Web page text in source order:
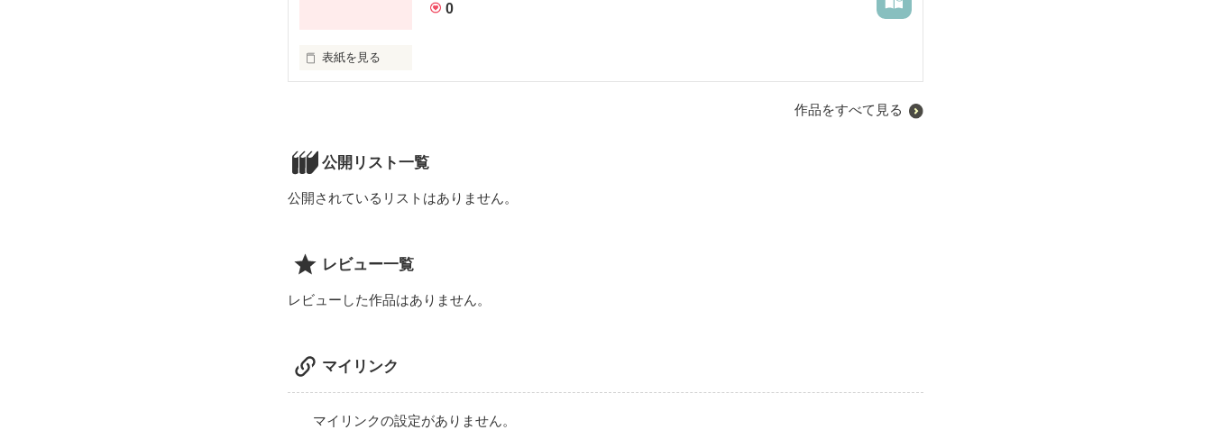
0
表紙を見る
業の片付けを手伝っていた時、由佳はあるものを見てしまった。先生が落ち着くと、「ごめん、今日の
の正体とは！？由佳の恋は叶うのか!?
作品をすべて見る
公開リスト一覧
公開されているリストはありません。
レビュー一覧
レビューした作品はありません。
マイリンク
マイリンクの設定がありません。